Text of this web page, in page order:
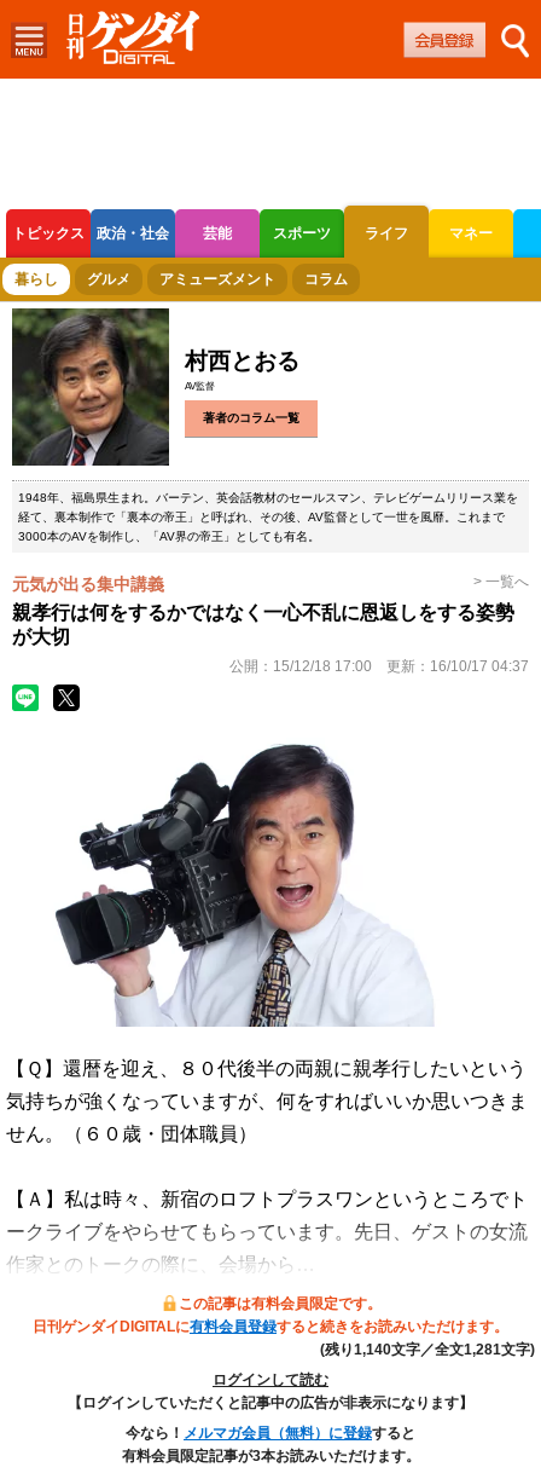
トピックス 政治・社会 芸能 スポーツ ライフ マネー
ボートレース 競輪 オートレース
暮らし グルメ アミューズメント コラム
村西とおる
AV監督
著者のコラム一覧
1948年、福島県生まれ。バーテン、英会話教材のセールスマン、テレビゲームリリース業を
経て、裏本制作で「裏本の帝王」と呼ばれ、その後、AV監督として一世を風靡。これまで
3000本のAVを制作し、「AV界の帝王」としても有名。
元気が出る集中講義 > 一覧へ
親孝行は何をするかではなく一心不乱に恩返しをする姿勢
が大切
公開： 15/12/18 17:00 更新： 16/10/17 04:37
【Ｑ】還暦を迎え、８０代後半の両親に親孝行したいという
気持ちが強くなっていますが、何をすればいいか思いつきま
せん。（６０歳・団体職員）
【Ａ】私は時々、新宿のロフトプラスワンというところでト
ークライブをやらせてもらっています。先日、ゲストの女流
作家とのトークの際に、会場から…
この記事は有料会員限定です。
日刊ゲンダイDIGITALに有料会員登録すると続きをお読みいただけます。
(残り1,140文字／全文1,281文字)
ログインして読む
【ログインしていただくと記事中の広告が非表示になります】
今なら！ メルマガ会員（無料）に登録すると
有料会員限定記事が3本お読みいただけます。